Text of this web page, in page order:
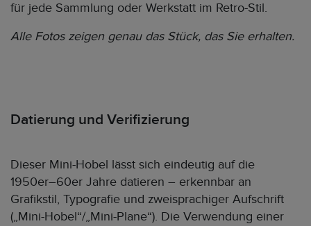
für jede Sammlung oder Werkstatt im Retro-Stil.
Alle Fotos zeigen genau das Stück, das Sie erhalten.
Datierung und Verifizierung
Dieser Mini-Hobel lässt sich eindeutig auf die
1950er–60er Jahre datieren – erkennbar an
Grafikstil, Typografie und zweisprachiger Aufschrift
(„Mini-Hobel“/„Mini-Plane“). Die Verwendung einer